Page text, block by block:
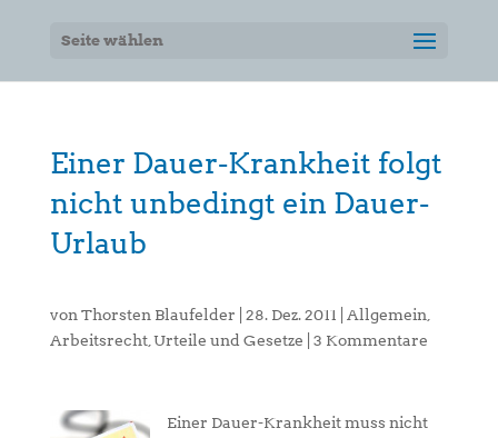
Seite wählen
Einer Dauer-Krankheit folgt
nicht unbedingt ein Dauer-
Urlaub
von Thorsten Blaufelder 28. Dez. 2011 Allgemein
Arbeitsrecht, Urteile und Gesetze 3 Kommentare
Einer Dauer-Krankheit muss nicht